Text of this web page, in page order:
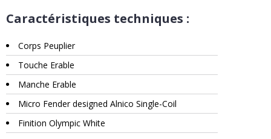
Caractéristiques techniques :
Corps Peuplier
Touche Erable
Manche Erable
Micro Fender designed Alnico Single-Coil
Finition Olympic White